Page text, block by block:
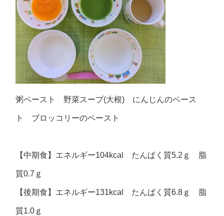
粥ペースト 野菜スープ(大根) にんじんのペース
ト ブロッコリーのペースト
【中期食】エネルギー104kcal たんぱく質5.2ｇ 脂
質0.7ｇ
【後期食】エネルギー131kcal たんぱく質6.8ｇ 脂
質1.0ｇ